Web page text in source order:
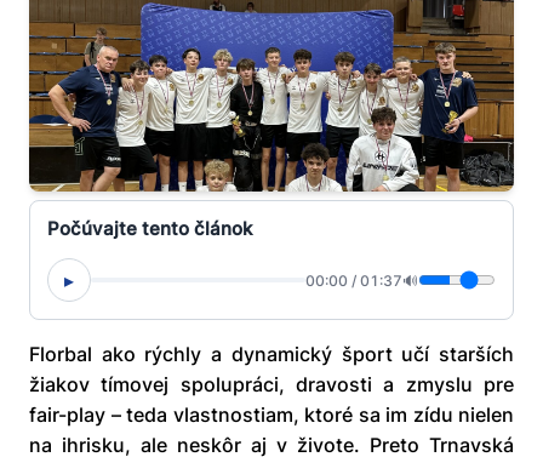
Počúvajte tento článok
▸ 00:00 / 01:37🔊
Florbal ako rýchly a dynamický šport učí starších
žiakov tímovej spolupráci, dravosti a zmyslu pre
fair-play – teda vlastnostiam, ktoré sa im zídu nielen
na ihrisku, ale neskôr aj v živote. Preto Trnavská